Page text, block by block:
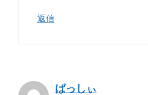
返信
ばっしぃ